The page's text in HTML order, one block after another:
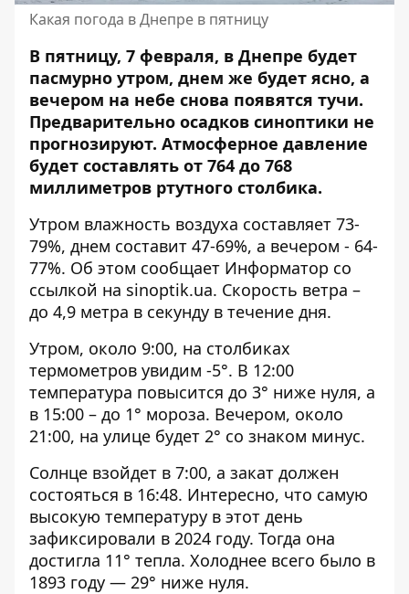
Какая погода в Днепре в пятницу
В пятницу, 7 февраля, в Днепре будет
пасмурно утром, днем ​​же будет ясно, а
вечером на небе снова появятся тучи.
Предварительно осадков синоптики не
прогнозируют. Атмосферное давление
будет составлять от 764 до 768
миллиметров ртутного столбика.
Утром влажность воздуха составляет 73-
79%, днем ​​составит 47-69%, а вечером - 64-
77%. Об этом сообщает Информатор со
ссылкой на sinoptik.ua. Скорость ветра –
до 4,9 метра в секунду в течение дня.
Утром, около 9:00, на столбиках
термометров увидим -5°. В 12:00
температура повысится до 3° ниже нуля, а
в 15:00 – до 1° мороза. Вечером, около
21:00, на улице будет 2° со знаком минус.
Солнце взойдет в 7:00, а закат должен
состояться в 16:48. Интересно, что самую
высокую температуру в этот день
зафиксировали в 2024 году. Тогда она
достигла 11° тепла. Холоднее всего было в
1893 году — 29° ниже нуля.